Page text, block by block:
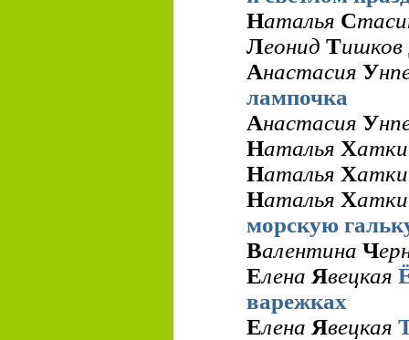
Наталья С
Леонид Тишков
Анастасия У
лампочка
Анастасия У
Наталья Х
Наталья Х
Наталья Х
морскую
Валентина Ч
Елена Явецкая
варежках
Елена Явецкая